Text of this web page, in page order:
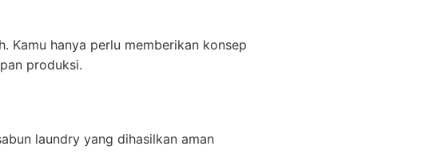
Kamu hanya perlu memberikan konsep
produksi.
laundry yang dihasilkan aman